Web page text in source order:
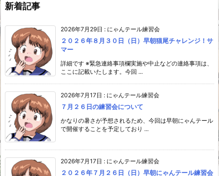
新着記事
2026年7月29日 : にゃんテール練習会
２０２６年８月３０日（日）早朝猫尾チャレンジ！サ
マー
詳細です ※緊急連絡事項欄実施や中止などの連絡事項は、
ここに記載いたします。今回 ...
2026年7月17日 : にゃんテール練習会
７月２６日の練習会について
かなりの暑さが予想されるため、今回は早朝にゃんテール
で開催することを予定しており ...
2026年7月17日 : にゃんテール練習会
２０２６年７月２６日（日）早朝にゃんテール練習会